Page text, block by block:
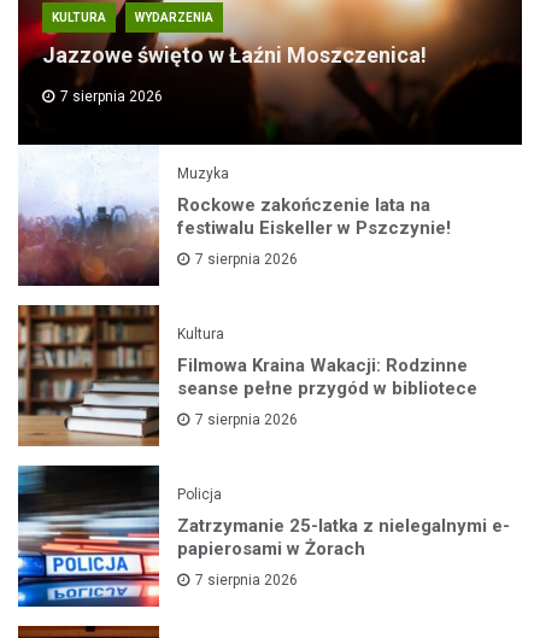
KULTURA WYDARZENIA
Jazzowe święto w Łaźni Moszczenica!
7 sierpnia 2026
Muzyka
Rockowe zakończenie lata na
festiwalu Eiskeller w Pszczynie!
7 sierpnia 2026
Kultura
Filmowa Kraina Wakacji: Rodzinne
seanse pełne przygód w bibliotece
7 sierpnia 2026
Policja
Zatrzymanie 25-latka z nielegalnymi e-
papierosami w Żorach
7 sierpnia 2026